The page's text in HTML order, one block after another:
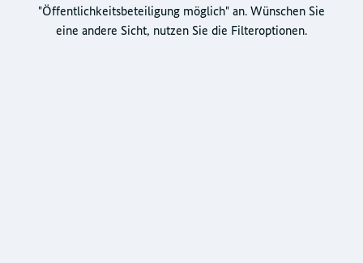
"Öffentlichkeitsbeteiligung möglich" an. Wünschen Sie
eine andere Sicht, nutzen Sie die Filteroptionen.